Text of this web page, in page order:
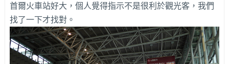
首爾火車站好大，個人覺得指示不是很利於觀光客，我們
找了一下才找對。